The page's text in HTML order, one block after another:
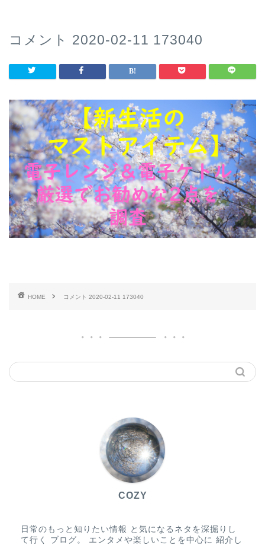
コメント 2020-02-11 173040
HOME コメント 2020-02-11 173040
COZY
日常のもっと知りたい情報 と気になるネタを深掘りし
て行く ブログ。 エンタメや楽しいことを中心に 紹介し